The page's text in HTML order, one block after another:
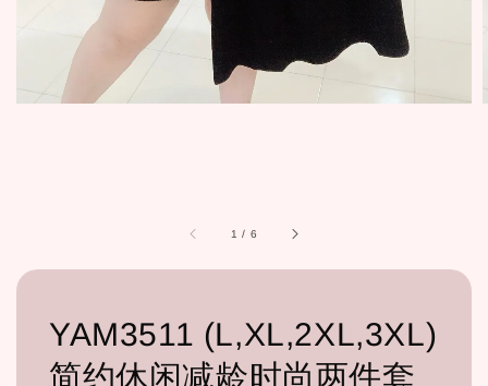
1 / 6
YAM3511 (L,XL,2XL,3XL)
简约休闲减龄时尚两件套